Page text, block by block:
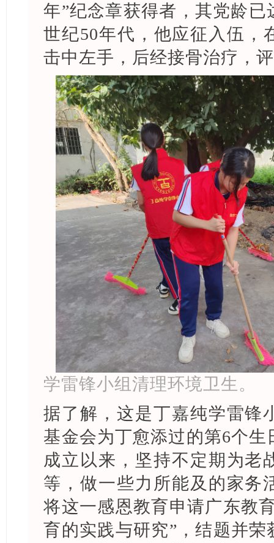
年”纪念章获得者，其党龄
世纪50年代，他应征入伍，
击中左手，后经接骨治疗，
学雷锋小组清理环境卫生。
据了解，这是丁嘉纯学雷锋
基金会为丁愈添过的第6个生
成立以来，坚持不定期为老
等，做一些力所能及的家务
将这一感恩教育申请广东教
育的实践与研究”，结题并